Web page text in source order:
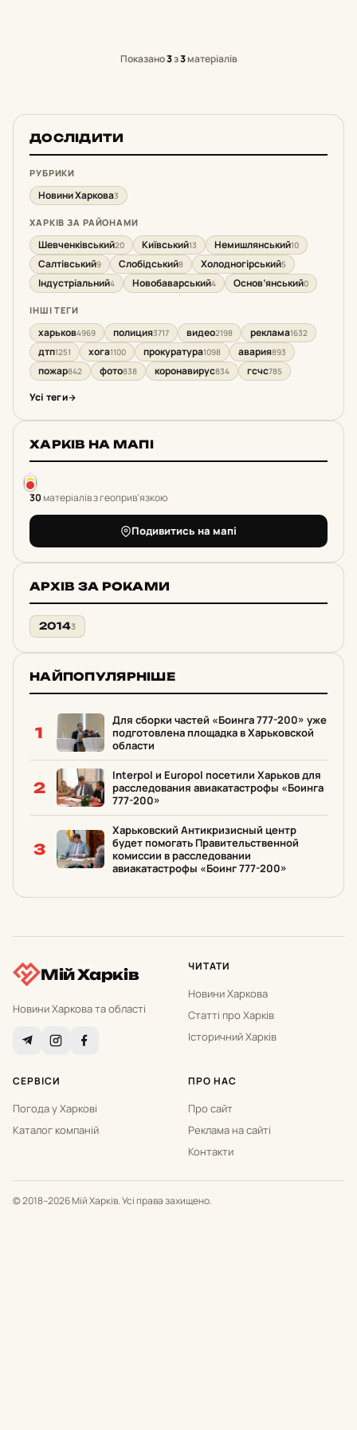
Показано3з3матеріалів
ДОСЛІДИТИ
РУБРИКИ
Новини Харкова3
ХАРКІВ ЗА РАЙОНАМИ
Шевченківський20 Київський13 Немишлянський10
Салтівський9 Слобідський8 Холодногірський5
Індустріальний4 Новобаварський4 Основ’янський0
ІНШІ ТЕГИ
харьков4969 полиция3717 видео2198 реклама1632
дтп1251 хога1100 прокуратура1098 авария893
пожар842 фото838 коронавирус834 гсчс785
Усі теги
ХАРКІВ НА МАПІ
30матеріалів з геоприв'язкою
Подивитись на мапі
АРХІВ ЗА РОКАМИ
20143
НАЙПОПУЛЯРНІШЕ
1
Для сборки частей «Боинга 777-200» уже
подготовлена площадка в Харьковской
области
2
Interpol и Europol посетили Харьков для
расследования авиакатастрофы «Боинга
777-200»
3
Харьковский Антикризисный центр
будет помогать Правительственной
комиссии в расследовании
авиакатастрофы «Боинг 777-200»
Мій Харків
Новини Харкова та області
ЧИТАТИ
Новини Харкова
Статті про Харків
Історичний Харків
СЕРВІСИ
Погода у Харкові
Каталог компаній
ПРО НАС
Про сайт
Реклама на сайті
Контакти
© 2018–2026 Мій Харків. Усі права захищено.